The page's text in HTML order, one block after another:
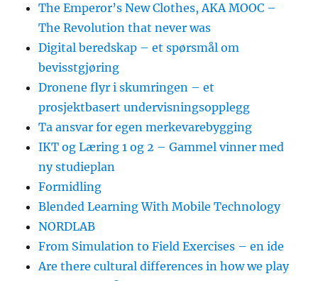
The Emperor’s New Clothes, AKA MOOC –
The Revolution that never was
Digital beredskap – et spørsmål om
bevisstgjøring
Dronene flyr i skumringen – et
prosjektbasert undervisningsopplegg
Ta ansvar for egen merkevarebygging
IKT og Læring 1 og 2 – Gammel vinner med
ny studieplan
Formidling
Blended Learning With Mobile Technology
NORDLAB
From Simulation to Field Exercises – en ide
Are there cultural differences in how we play